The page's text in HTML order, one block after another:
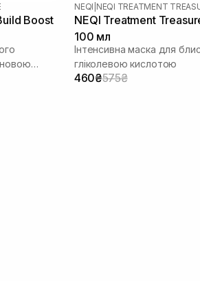
Boost
NEQI NEQI TREATMENT
NEQI Treatment
100 мл
Інтенсивна маска для
гліколевою кислотою
460₴575₴